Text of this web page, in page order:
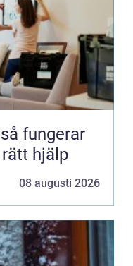
hjälp
08 augusti 2026